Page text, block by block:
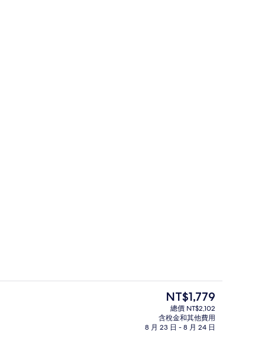
外觀
目
前
的
價
NT$1,779
總價 NT$2,102
含稅金和其他費用
8 月 23 日 - 8 月 24 日